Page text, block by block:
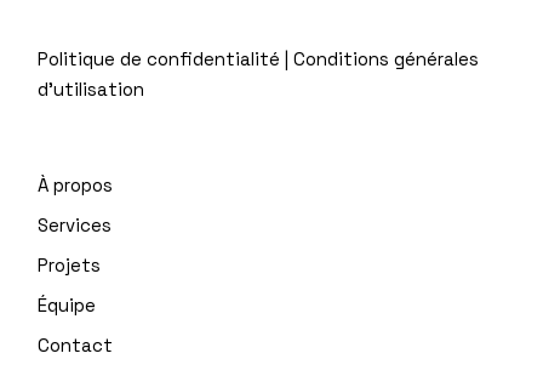
Politique de confidentialité |Conditions générales
d'utilisation
À propos
Services
Projets
Équipe
Contact